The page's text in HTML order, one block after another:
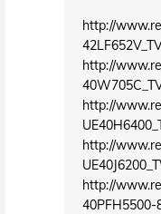
http://
http://
http://
http://
http://
40PFH5500-